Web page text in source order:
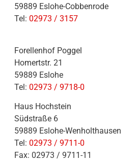
59889 Eslohe-Cobbenrode
Tel: 02973 / 3157
Forellenhof Poggel
Homertstr. 21
59889 Eslohe
Tel: 02973 / 9718-0
Haus Hochstein
Südstraße 6
59889 Eslohe-Wenholthausen
Tel: 02973 / 9711-0
Fax: 02973 / 9711-11